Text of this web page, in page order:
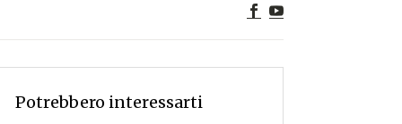
Rumors
Potrebbero interessarti